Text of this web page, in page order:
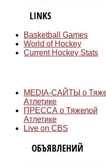
LINKS
Basketball Games
World of Hockey
Current Hockey Stats
MEDIA-САЙТЫ о
Атлетике
ПРЕССА о Тяжелой
Атлетике
Live on CBS
ОБЪЯВЛЕНИЙ